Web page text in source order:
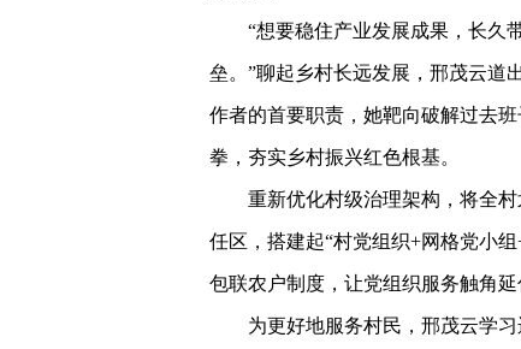
“想要稳住产业发展成果，长久
垒。”聊起乡村长远发展，邢茂云道
作者的首要职责，她靶向破解过去
拳，夯实乡村振兴红色根基。
重新优化村级治理架构，将全
任区，搭建起“村党组织+网格党小
包联农户制度，让党组织服务触角延
为更好地服务村民，邢茂云学